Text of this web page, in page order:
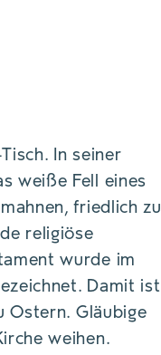
In seiner
weiße Fell eines
friedlich zu
religiöse
wurde im
Damit ist
Ostern. Gläubige
weihen.